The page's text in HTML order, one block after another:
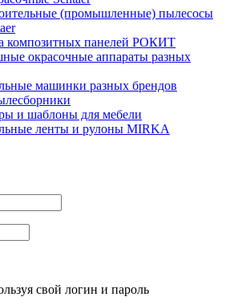
(промышленные) пылесосы
композитных панелей РОКИТ
окрасочные аппараты разных
машинки разных брендов
и шаблоны для мебели
ленты и рулоны MIRKA
свой логин и пароль